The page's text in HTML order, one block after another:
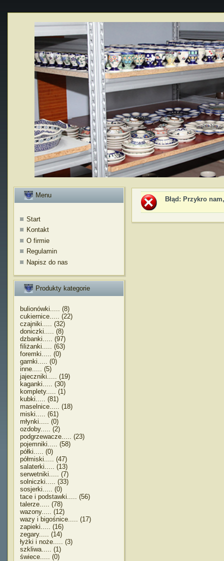
Menu
Start
Kontakt
O firmie
Regulamin
Napisz do nas
Produkty kategorie
bulionówki..... (8)
cukiernice..... (22)
czajniki..... (32)
doniczki..... (8)
dzbanki..... (97)
filiżanki..... (63)
foremki..... (0)
garnki..... (0)
inne..... (5)
jajeczniki..... (19)
kaganki..... (30)
komplety..... (1)
kubki..... (81)
maselnice..... (18)
miski..... (61)
młynki..... (0)
ozdoby..... (2)
podgrzewacze..... (23)
pojemniki..... (58)
półki..... (0)
półmiski..... (47)
salaterki..... (13)
serwetniki..... (7)
solniczki..... (33)
sosjerki..... (0)
tace i podstawki..... (56)
talerze..... (78)
wazony..... (12)
wazy i bigośnice..... (17)
zapieki..... (16)
zegary..... (14)
łyżki i noże..... (3)
szkliwa..... (1)
świece..... (0)
Błąd : Przykro